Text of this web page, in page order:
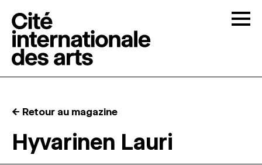
RÉSIDENCES ↓
← Retour au magazine
Hyvarinen Lauri